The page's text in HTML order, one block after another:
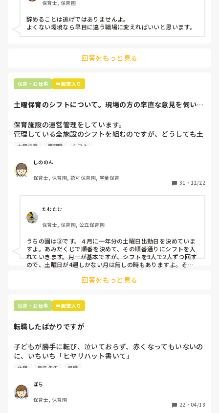
子どもの言いなりになればいいんだね
などいう意見で…
上の先生に相談することは難しそうです。
最後の職場にしようと思っていましたが
辞めることは逃げ、と、過去辞めた人も何年も言われ続けて
います
保育士, 保育園
辞めることは逃げではありませんよ。
よくない環境なら早目に違う職場に変えればいいと思います。
回答をもっと見る
保育・お仕事 👑殿堂入り
土曜保育のシフトについて。現場の方の率直な意見を伺いた
保育施設の運営管理をしています。
管理している全施設のシフトを組むのですが、どうしても土
曜保育だけは入れる方が少なく、いつも苦労しています。
て入職しているはずですが、いざ勤務が始まると一日も土曜
出勤が出来ない方ばかりです。
①土曜日の希望休は2日まで、と制限をかける
②毎月、必ず土曜保育に入ることのできる日を1日だけピッ
クアップしてもらう
③仮シフトが出た時、土曜出勤が難しければ自身で代わりの
人を交渉して見つけてもらう
上記のいずれかの対策を取り入れることを考えています。
土曜保育 管理職 シフト
しののん
保育士, 保育園, 認可保育園, 学童保育
31 ・ 12/22
たむたむ
保育士, 保育園, 公立保育園
うちの園は③です。４月に一年分の土曜日出勤日を決めていま
すよ。あみだくじで順番を決めて、その順番通りにシフトを入
れていきます。月一が基本ですが、シフトを9人で2人ずつ回す
ので、土曜日が4週しかない月は無しの時もありますよ。その
て貰い、主任に報告してます。
回答をもっと見る
保育・お仕事 👑殿堂入り
転職したばかりですが
子どもが勝手に転び、泣いておらず、赤くなってもいないの
に、いちいち「ヒヤリハット書いて」
と書かされ
（そう言う本人は書かない）
しかも、上司に↑この内容でも
休憩 園長先生 退職
ぽち
保育士, 保育園
22 ・ 04/18